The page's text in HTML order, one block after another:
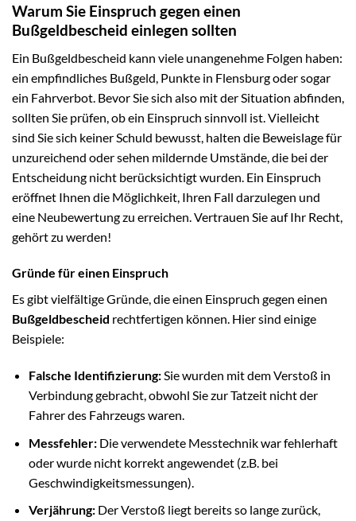
Warum Sie Einspruch gegen einen
Bußgeldbescheid einlegen sollten
Ein Bußgeldbescheid kann viele unangenehme Folgen haben:
ein empfindliches Bußgeld, Punkte in Flensburg oder sogar
ein Fahrverbot. Bevor Sie sich also mit der Situation abfinden,
sollten Sie prüfen, ob ein Einspruch sinnvoll ist. Vielleicht
sind Sie sich keiner Schuld bewusst, halten die Beweislage für
unzureichend oder sehen mildernde Umstände, die bei der
Entscheidung nicht berücksichtigt wurden. Ein Einspruch
eröffnet Ihnen die Möglichkeit, Ihren Fall darzulegen und
eine Neubewertung zu erreichen. Vertrauen Sie auf Ihr Recht,
gehört zu werden!
Gründe für einen Einspruch
Es gibt vielfältige Gründe, die einen Einspruch gegen einen
Bußgeldbescheid rechtfertigen können. Hier sind einige
Beispiele:
Falsche Identifizierung:Sie wurden mit dem Verstoß in
Verbindung gebracht, obwohl Sie zur Tatzeit nicht der
Fahrer des Fahrzeugs waren.
Messfehler:Die verwendete Messtechnik war fehlerhaft
oder wurde nicht korrekt angewendet (z.B. bei
Geschwindigkeitsmessungen).
Verjährung:Der Verstoß liegt bereits so lange zurück,